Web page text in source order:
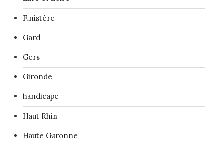
Finistère
Gard
Gers
Gironde
handicape
Haut Rhin
Haute Garonne